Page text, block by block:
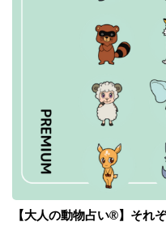
【大人の動物占い®】それ